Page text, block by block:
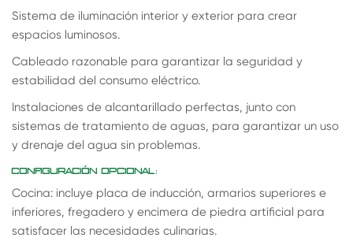
Sistema de iluminación interior y exterior para crear
espacios luminosos.
Cableado razonable para garantizar la seguridad y
estabilidad del consumo eléctrico.
Instalaciones de alcantarillado perfectas, junto con
sistemas de tratamiento de aguas, para garantizar un uso
y drenaje del agua sin problemas.
CONFIGURACIÓN OPCIONAL:
Cocina: incluye placa de inducción, armarios superiores e
inferiores, fregadero y encimera de piedra artificial para
satisfacer las necesidades culinarias.